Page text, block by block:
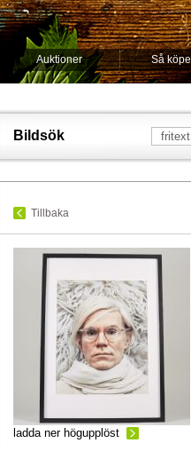
Auktioner Så
Bildsök
Tillbaka
ladda ner högupplöst